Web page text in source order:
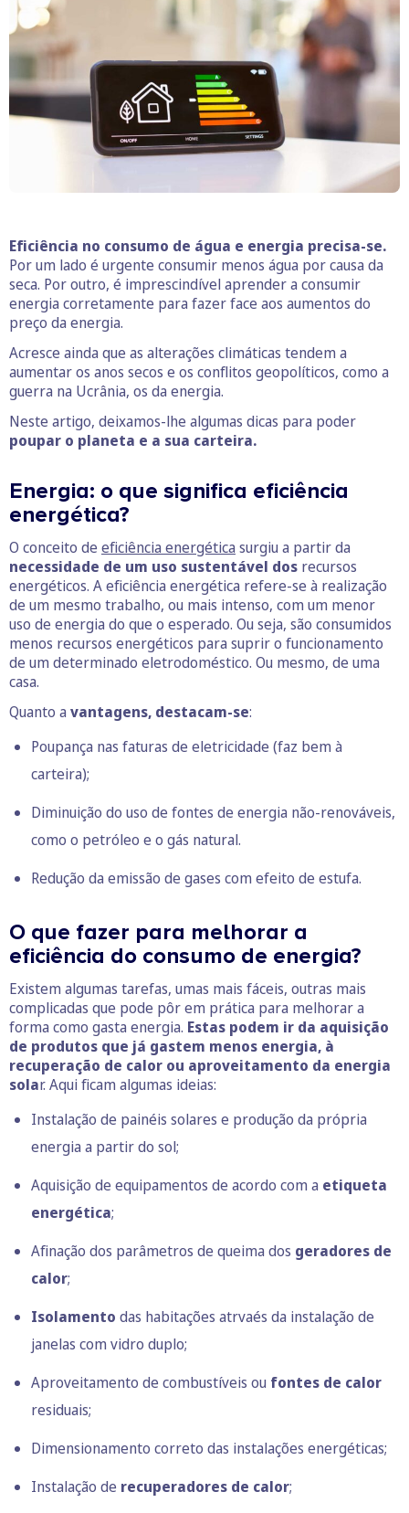
Eficiência no consumo de água e energia precisa-se.
Por um lado é urgente consumir menos água por causa da
seca. Por outro, é imprescindível aprender a consumir
energia corretamente para fazer face aos aumentos do
preço da energia.
Acresce ainda que as alterações climáticas tendem a
aumentar os anos secos e os conflitos geopolíticos, como a
guerra na Ucrânia, os da energia.
Neste artigo, deixamos-lhe algumas dicas para poder
poupar o planeta e a sua carteira.
Energia: o que significa eficiência
energética?
O conceito de eficiência energética surgiu a partir da
necessidade de um uso sustentável dos recursos
energéticos. A eficiência energética refere-se à realização
de um mesmo trabalho, ou mais intenso, com um menor
uso de energia do que o esperado. Ou seja, são consumidos
menos recursos energéticos para suprir o funcionamento
de um determinado eletrodoméstico. Ou mesmo, de uma
casa.
Quanto a vantagens, destacam-se:
Poupança nas faturas de eletricidade (faz bem à
carteira);
Diminuição do uso de fontes de energia não-renováveis,
como o petróleo e o gás natural.
Redução da emissão de gases com efeito de estufa.
O que fazer para melhorar a
eficiência do consumo de energia?
Existem algumas tarefas, umas mais fáceis, outras mais
complicadas que pode pôr em prática para melhorar a
forma como gasta energia. Estas podem ir da aquisição
de produtos que já gastem menos energia, à
recuperação de calor ou aproveitamento da energia
solar. Aqui ficam algumas ideias:
Instalação de painéis solares e produção da própria
energia a partir do sol;
Aquisição de equipamentos de acordo com a etiqueta
energética;
Afinação dos parâmetros de queima dos geradores de
calor;
Isolamento das habitações atrvaés da instalação de
janelas com vidro duplo;
Aproveitamento de combustíveis ou fontes de calor
residuais;
Dimensionamento correto das instalações energéticas;
Instalação de recuperadores de calor;